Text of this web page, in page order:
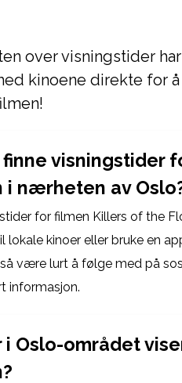
over visningstider
kinoene direkte for
visningstider
i nærheten av
for filmen Killers of the
lokale kinoer eller bruke en
være lurt å følge med på
informasjon.
i Oslo-området